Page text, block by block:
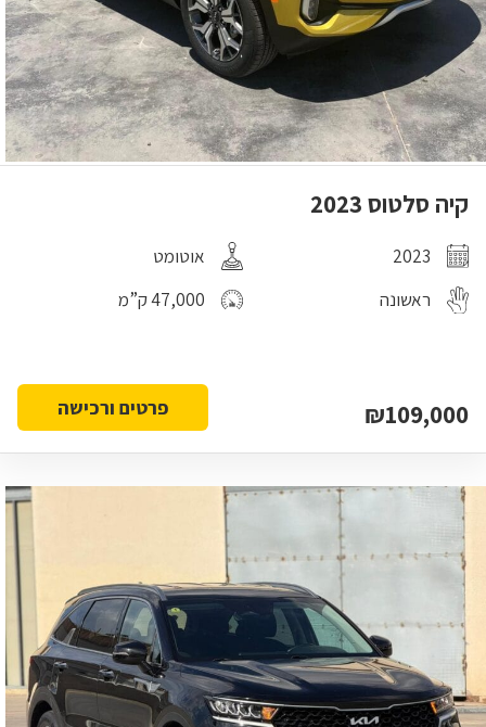
קיה סלטוס 2023
2023
אוטומט
ראשונה
47,000 ק”מ
₪109,000 פרטים ורכישה